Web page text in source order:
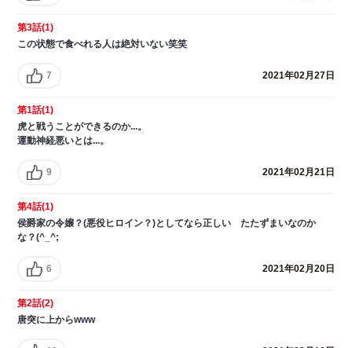
第3話(1)
この状態で食べれる人は絶対いない笑笑
7 2021年02月27日
第1話(1)
虎と戦うことができるのか...。
運動神経悪いとは...。
9 2021年02月21日
第4話(1)
侯爵家の令嬢？(悪役ヒロイン？)としてなら正しい たたずまいなのか
な？(^_^;
6 2021年02月20日
第2話(2)
唐突に上からwww